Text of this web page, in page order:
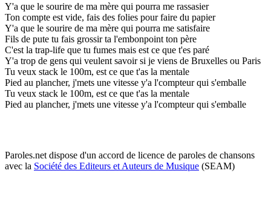
Y'a que le sourire de ma mère qui pourra me rassasier
Ton compte est vide, fais des folies pour faire du papier
Y'a que le sourire de ma mère qui pourra me satisfaire
Fils de pute tu fais grossir ta l'embonpoint ton père
C'est la trap-life que tu fumes mais est ce que t'es paré
Y'a trop de gens qui veulent savoir si je viens de Bruxelles ou Paris
Tu veux stack le 100m, est ce que t'as la mentale
Pied au plancher, j'mets une vitesse y'a l'compteur qui s'emballe
Tu veux stack le 100m, est ce que t'as la mentale
Pied au plancher, j'mets une vitesse y'a l'compteur qui s'emballe
Paroles.net dispose d'un accord de licence de paroles de chansons
avec la Société des Editeurs et Auteurs de Musique (SEAM)